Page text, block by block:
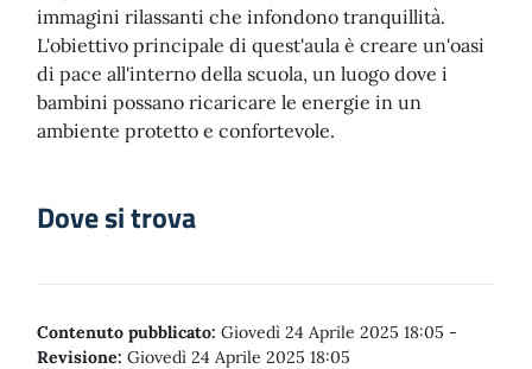
immagini rilassanti che infondono tranquillità.
L'obiettivo principale di quest'aula è creare un'oasi
di pace all'interno della scuola, un luogo dove i
bambini possano ricaricare le energie in un
ambiente protetto e confortevole.
Dove si trova
Contenuto pubblicato: Giovedì 24 Aprile 2025 18:05 -
Revisione: Giovedì 24 Aprile 2025 18:05